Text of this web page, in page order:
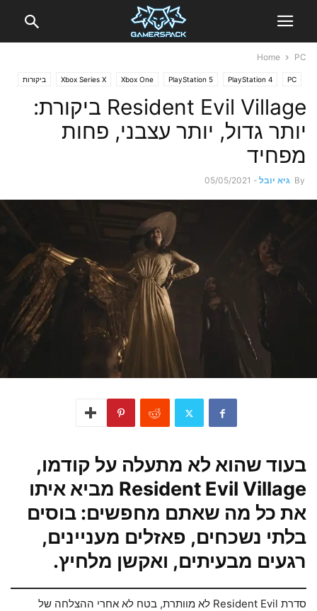
Home PC
PC
PlayStation 4
PlayStation 5
Xbox One
Xbox Series X ביקורות
Resident Evil Village ביקורת:
יותר גדול, יותר עצבני, פחות
מפחיד
By גיא יובל -
05/05/2021
בעוד שהוא לא מתעלה על קודמו,
Resident Evil Village מביא איתו
את כל מה שאתם מחפשים: בוסים
בלתי נשכחים, פאזלים מעניינים,
רגעים מבעיתים, ואקשן מלחיץ.
סדרת Resident Evil לא מוותרת, בטח לא אחרי ההצלחה של